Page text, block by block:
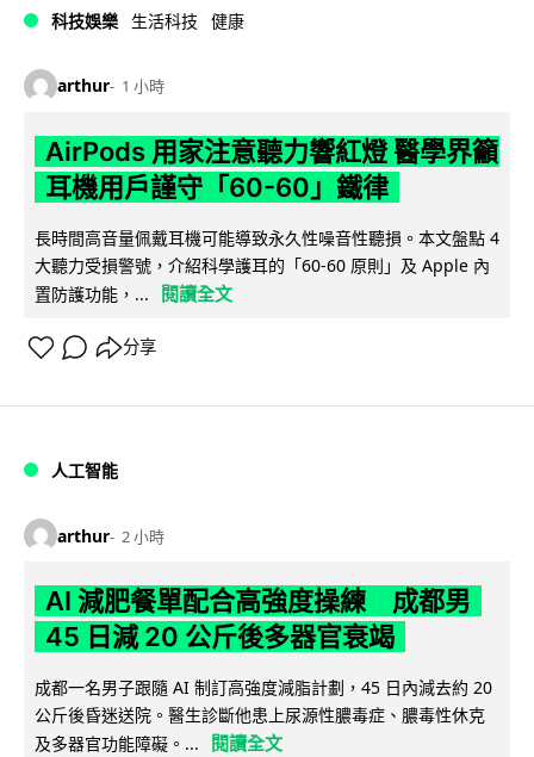
科技娛樂 生活科技 健康
arthur 1 小時
AirPods 用家注意聽力響紅燈 醫學界籲
耳機用戶謹守「60-60」鐵律
長時間高音量佩戴耳機可能導致永久性噪音性聽損。本文盤點 4
大聽力受損警號，介紹科學護耳的「60-60 原則」及 Apple 內
置防護功能，...
閱讀全文
分享
人工智能
arthur 2 小時
AI 減肥餐單配合高強度操練 成都男
45 日減 20 公斤後多器官衰竭
成都一名男子跟隨 AI 制訂高強度減脂計劃，45 日內減去約 20
公斤後昏迷送院。醫生診斷他患上尿源性膿毒症、膿毒性休克
及多器官功能障礙。...
閱讀全文